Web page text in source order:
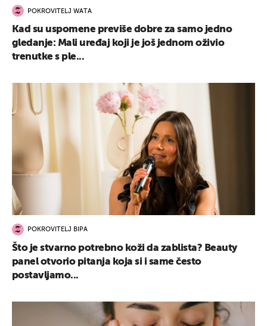
POKROVITELJ WATA
Kad su uspomene previše dobre za samo jedno
gledanje: Mali uređaj koji je još jednom oživio
trenutke s ple...
POKROVITELJ BIPA
Što je stvarno potrebno koži da zablista? Beauty
panel otvorio pitanja koja si i same često
postavljamo...